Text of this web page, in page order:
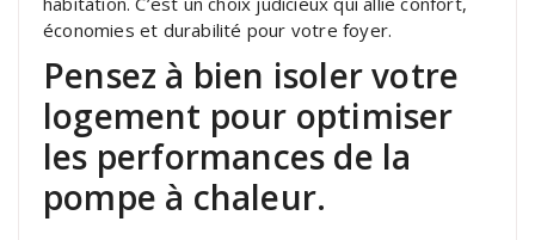
économies et durabilité pour votre foyer.
Pensez à bien isoler votre
logement pour optimiser
les performances de la
pompe à chaleur.